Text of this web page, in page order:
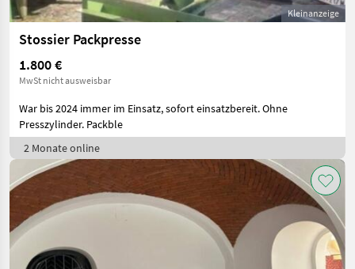
Kleinanzeige
Stossier Packpresse
1.800 €
MwSt nicht ausweisbar
War bis 2024 immer im Einsatz, sofort einsatzbereit. Ohne
Presszylinder. Packble
2 Monate online